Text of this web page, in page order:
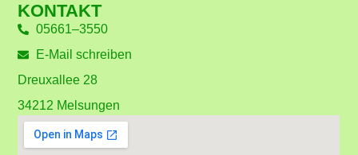
KONTAKT
05661–3550
E-Mail schreiben
Dreuxallee 28
34212 Melsungen